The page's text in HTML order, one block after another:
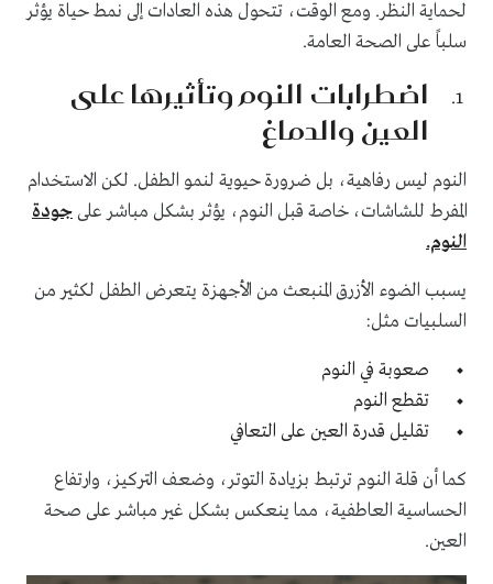
لحماية النظر. ومع الوقت، تتحول هذه العادات إلى نمط حياة يؤثر
سلباً على الصحة العامة.
اضطرابات النوم وتأثيرها على
العين والدماغ
النوم ليس رفاهية، بل ضرورة حيوية لنمو الطفل. لكن الاستخدام
المفرط للشاشات، خاصة قبل النوم، يؤثر بشكل مباشر على جودة
النوم.
يسبب الضوء الأزرق المنبعث من الأجهزة يتعرض الطفل لكثير من
السلبيات مثل:
صعوبة في النوم
تقطع النوم
تقليل قدرة العين على التعافي
كما أن قلة النوم ترتبط بزيادة التوتر، وضعف التركيز، وارتفاع
الحساسية العاطفية، مما ينعكس بشكل غير مباشر على صحة
العين.